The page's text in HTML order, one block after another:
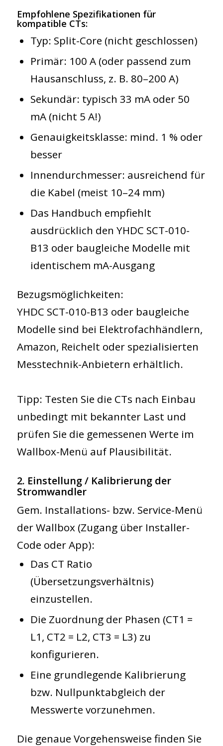
Empfohlene Spezifikationen für
kompatible CTs:
Typ: Split-Core (nicht geschlossen)
Primär: 100 A (oder passend zum
Hausanschluss, z. B. 80–200 A)
Sekundär: typisch 33 mA oder 50
mA (nicht 5 A!)
Genauigkeitsklasse: mind. 1 % oder
besser
Innendurchmesser: ausreichend für
die Kabel (meist 10–24 mm)
Das Handbuch empfiehlt
ausdrücklich denYHDC SCT-010-
B13 oder baugleiche Modelle mit
identischem mA-Ausgang
Bezugsmöglichkeiten:
YHDC SCT-010-B13 oder baugleiche
Modelle sind bei Elektrofachhändlern,
Amazon, Reichelt oder spezialisierten
Messtechnik-Anbietern erhältlich.
Tipp: Testen Sie die CTs nach Einbau
unbedingt mit bekannter Last und
prüfen Sie die gemessenen Werte im
Wallbox-Menü auf Plausibilität.
2. Einstellung / Kalibrierung der
Stromwandler
Gem. Installations- bzw. Service-Menü
der Wallbox (Zugang über Installer-
Code oder App):
Das CT Ratio
(Übersetzungsverhältnis)
einzustellen.
Die Zuordnung der Phasen (CT1 =
L1, CT2 = L2, CT3 = L3) zu
konfigurieren.
Eine grundlegende Kalibrierung
bzw. Nullpunktabgleich der
Messwerte vorzunehmen.
Die genaue Vorgehensweise finden Sie